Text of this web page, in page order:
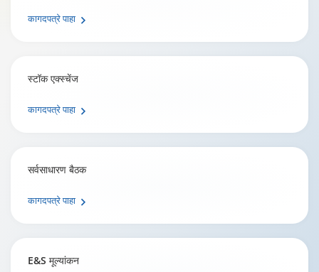
कागदपत्रे पाहा
स्टॉक एक्स्चेंज
कागदपत्रे पाहा
सर्वसाधारण बैठक
कागदपत्रे पाहा
E&S मूल्यांकन